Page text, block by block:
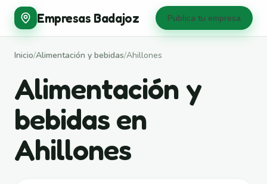
Empresas Badajoz Publica tu empresa
Inicio/Alimentación y bebidas/Ahillones
Alimentación y
bebidas en
Ahillones